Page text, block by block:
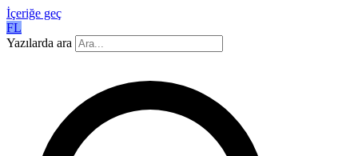
İçeriğe geç
FL
Yazılarda ara